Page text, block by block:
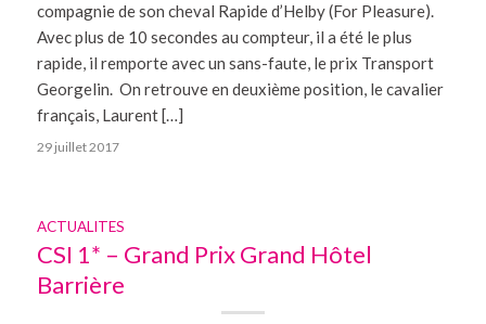
compagnie de son cheval Rapide d’Helby (For Pleasure).
Avec plus de 10 secondes au compteur, il a été le plus
rapide, il remporte avec un sans-faute, le prix Transport
Georgelin. On retrouve en deuxième position, le cavalier
français, Laurent […]
29 juillet 2017
ACTUALITES
CSI 1* – Grand Prix Grand Hôtel
Barrière